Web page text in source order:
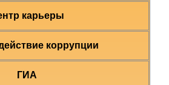
карьеры
коррупции
ГИА